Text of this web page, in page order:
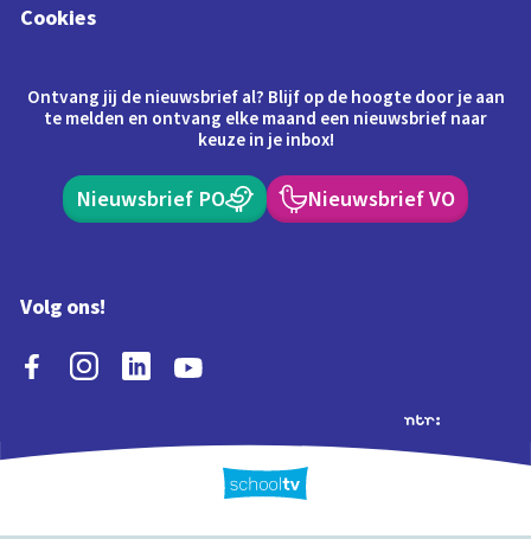
Cookies
Ontvang jij de nieuwsbrief al? Blijf op de hoogte door je aan
te melden en ontvang elke maand een nieuwsbrief naar
keuze in je inbox!
Nieuwsbrief PO Nieuwsbrief VO
Volg ons!